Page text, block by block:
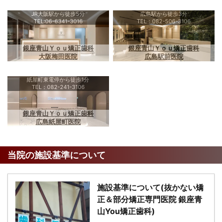
JR大阪駅から徒歩5分
TEL:06-6341-3016
銀座青山Ｙｏｕ矯正歯科
大阪梅田医院
広島駅から徒歩3分
TEL：082-506-3106
銀座青山Ｙｏｕ矯正歯科
広島駅前医院
紙屋町東電停から徒歩1分
TEL：082-241-3106
銀座青山Ｙｏｕ矯正歯科
広島紙屋町医院
当院の施設基準について
施設基準について(抜かない矯
正＆部分矯正専門医院 銀座青
山You矯正歯科)